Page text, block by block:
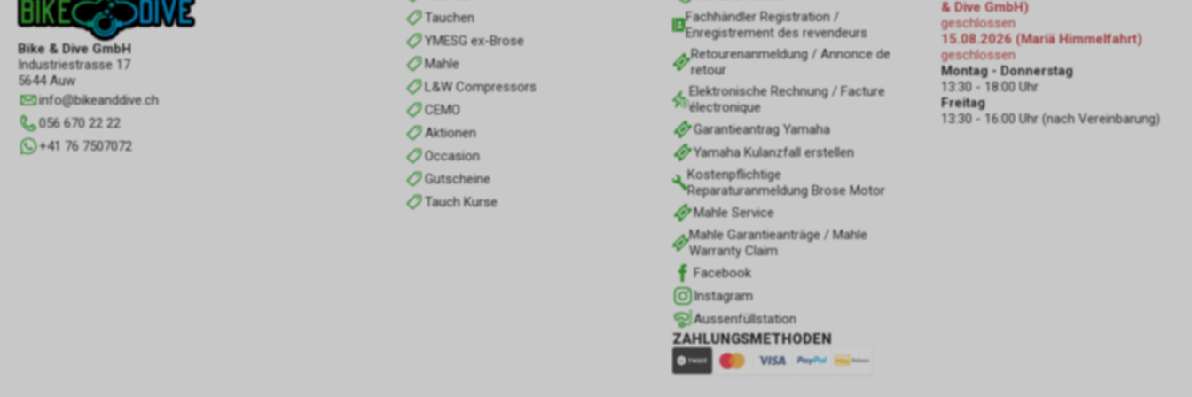
Bike & Dive GmbH
Industriestrasse 17
5644 Auw
info@bikeanddive.ch
056 670 22 22
+41 76 7507072
Tauchen
YMESG ex-Brose
Mahle
L&W Compressors
CEMO
Aktionen
Occasion
Gutscheine
Tauch Kurse
Fachhändler Registration /
Enregistrement des revendeurs
Retourenanmeldung / Annonce de
retour
Elektronische Rechnung / Facture
électronique
Garantieantrag Yamaha
Yamaha Kulanzfall erstellen
Kostenpflichtige
Reparaturanmeldung Brose Motor
Mahle Service
Mahle Garantieanträge / Mahle
Warranty Claim
Facebook
Instagram
Aussenfüllstation
ZAHLUNGSMETHODEN
& Dive GmbH)
geschlossen
15.08.2026 (Mariä Himmelfahrt)
geschlossen
Montag - Donnerstag
13:30 - 18:00 Uhr
Freitag
13:30 - 16:00 Uhr (nach Vereinbarung)